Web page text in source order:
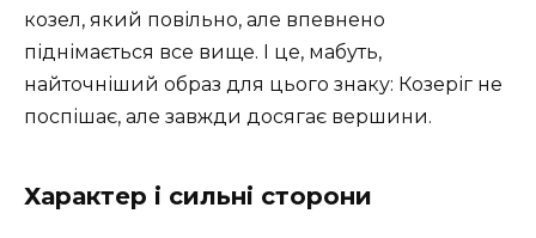
козел, який повільно, але впевнено
піднімається все вище. І це, мабуть,
найточніший образ для цього знаку: Козеріг не
поспішає, але завжди досягає вершини.
Характер і сильні сторони